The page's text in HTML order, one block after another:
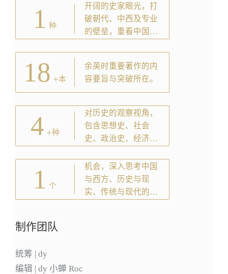
1 种
开阔的史家眼光，打
破朝代、中西及专业
的壁垒，重看中国文
18 +本
余英时重要著作的内
容要旨与突破所在。
4 +种
对历史的观察视角，
包含思想史、社会
史、政治史、经济史
1 个
机会，深入思考中国
与西方、历史与现
实、传统与现代的时
制作团队
统筹 | dy
编辑 | dy 小蝉 Roc